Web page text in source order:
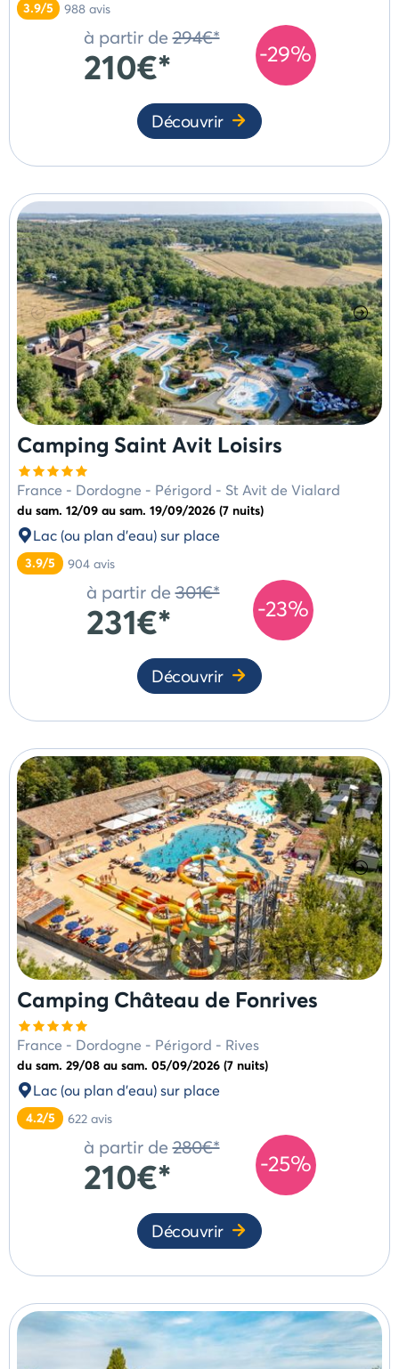
3.9/5 988avis
-29%
à partir de 294€*
210€*
Découvrir
Camping Saint Avit Loisirs
France - Dordogne - Périgord - St Avit de Vialard
du sam. 12/09 au sam. 19/09/2026 (7 nuits)
Lac (ou plan d'eau) sur place
3.9/5 904 avis
-23%
à partir de 301€*
231€*
Découvrir
Camping Château de Fonrives
France - Dordogne - Périgord - Rives
du sam. 29/08 au sam. 05/09/2026 (7 nuits)
Lac (ou plan d'eau) sur place
4.2/5 622 avis
-25%
à partir de 280€*
210€*
Découvrir